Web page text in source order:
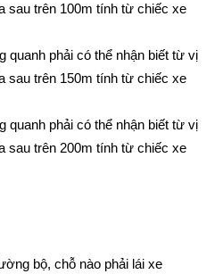
sau trên 100m tính từ chiếc xe
quanh phải có thể nhận biết từ vị
sau trên 150m tính từ chiếc xe
quanh phải có thể nhận biết từ vị
sau trên 200m tính từ chiếc xe
bộ, chỗ nào phải lái xe